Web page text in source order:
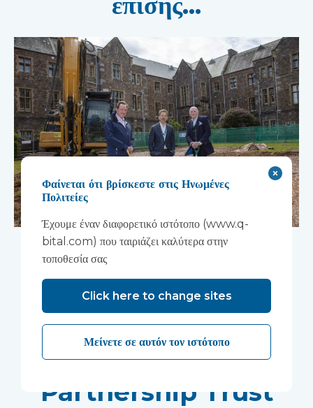
Ξεκινούν οι εργασίες για
τη νέα ερευνητική
εγκατάσταση στο χώρο
Wonford House του
Devon NHS
Partnership Trust
Φαίνεται ότι βρίσκεστε στις Ηνωμένες
Πολιτείες
Έχουμε έναν διαφορετικό ιστότοπο (www.q-
bital.com) που ταιριάζει καλύτερα στην
τοποθεσία σας
Click here to change sites
Μείνετε σε αυτόν τον ιστότοπο